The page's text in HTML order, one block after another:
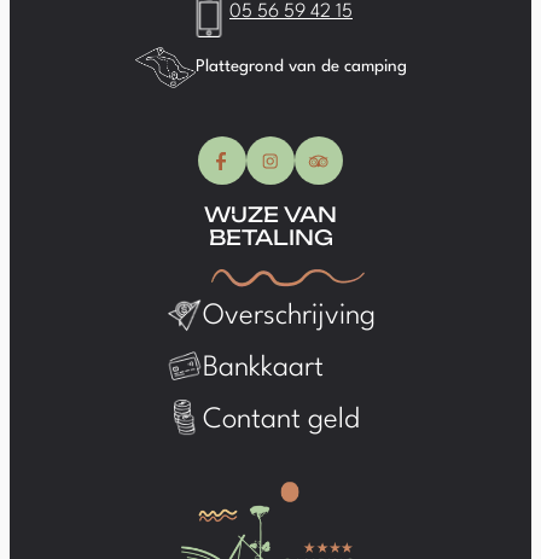
05 56 59 42 15
Plattegrond van de camping
WIJZE VAN
BETALING
Overschrijving
Bankkaart
Contant geld